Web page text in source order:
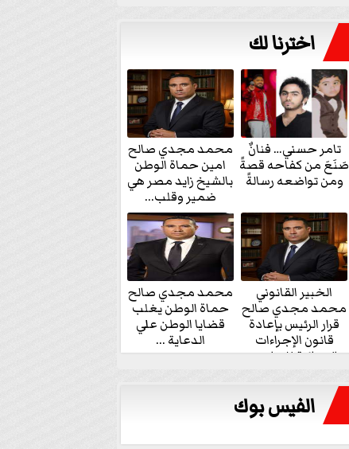
اخترنا لك
تامر حسني… فنانٌ
صَنَعَ من كفاحه قصةً
ومن تواضعه رسالةً
محمد مجدي صالح
امين حماة الوطن
بالشيخ زايد مصر هي
ضمير وقلب...
الخبير القانوني
محمد مجدي صالح
قرار الرئيس بإعادة
قانون الإجراءات
الجنائية للنواب...
محمد مجدي صالح
حماة الوطن يغلب
قضايا الوطن علي
الدعاية ...
الفيس بوك